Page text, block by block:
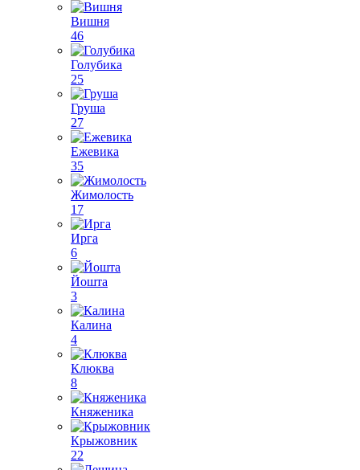
Вишня
46
Голубика
25
Груша
27
Ежевика
35
Жимолость
17
Ирга
6
Йошта
3
Калина
4
Клюква
8
Княженика
Крыжовник
22